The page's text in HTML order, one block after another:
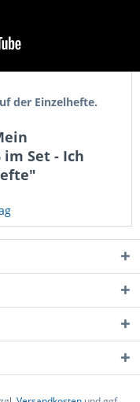
der Einzelhefte.
Set - Ich